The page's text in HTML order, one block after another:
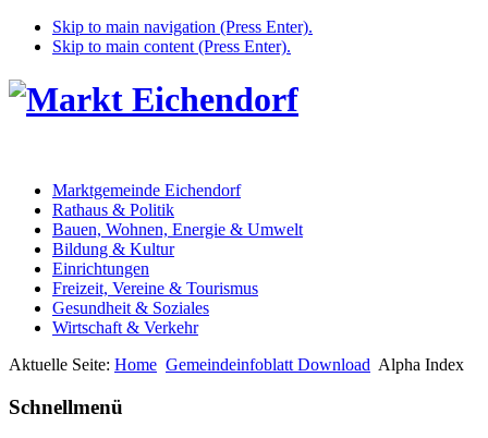
Skip to main navigation (Press Enter).
Skip to main content (Press Enter).
Marktgemeinde Eichendorf
Rathaus & Politik
Bauen, Wohnen, Energie & Umwelt
Bildung & Kultur
Einrichtungen
Freizeit, Vereine & Tourismus
Gesundheit & Soziales
Wirtschaft & Verkehr
Aktuelle Seite: Home Gemeindeinfoblatt Download Alpha Index
Schnellmenü